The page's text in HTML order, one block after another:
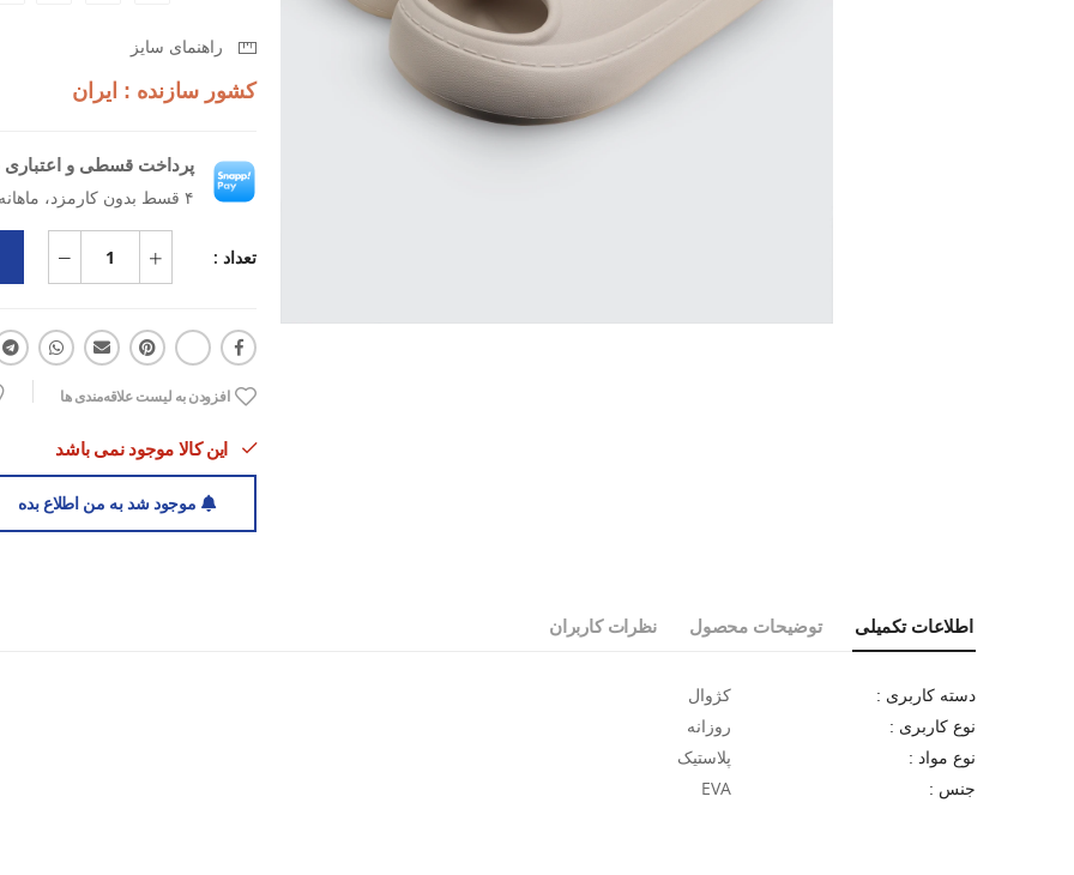
:
ساخته‌شده از EVA سبک، نرم و بادوام
طراحی ارگونومیک برای راحتی در
کفه ضدلغزش و مقاوم در برابر
مناسب برای تابستان، پیاده‌روی،
سبک، انعطاف‌پذیر و آسان برای
راهنمای سایز
کشور سازنده : ایران
پرداخت قسطی و اعتباری
۴ قسط بدون کارمزد، ماهانه ۱۳۶٬۲۵۰ تومان
تعداد :
افزودن به لیست علاقه‌مندی ها
این کالا موجود نمی باشد
موجود شد به من اطلاع بده
اطلاعات تکمیلی توضیحات محصول نظرات کاربران
دسته کاربری : کژوال
نوع کاربری : روزانه
نوع مواد : پلاستیک
جنس : EVA